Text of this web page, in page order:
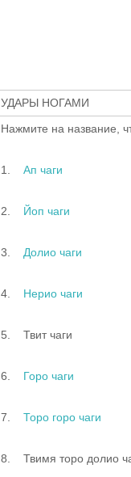
УДАРЫ НОГАМИ
Нажмите на название,
1. Ап чаги
2. Йоп чаги
3. Долио чаги
4. Нерио чаги
5. Твит чаги
6. Горо чаги
7. Торо горо чаги
8. Твимя торо долио